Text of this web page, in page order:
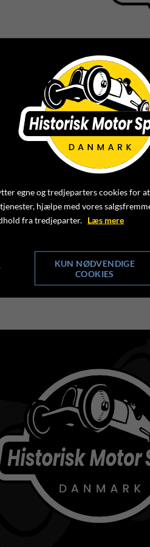
REFERAT FRA
JULI 2023
AFHOLDT
venlig hilsen
Madsen
egne og tredjeparters cookies for
hjælpe med vores
fra tredjeparter. Læs mere
KUN NØDVENDIGE
COOKIES